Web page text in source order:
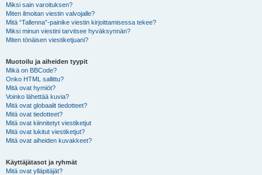
Miksi sain varoituksen?
Miten ilmoitan viestin valvojalle?
Mitä “Tallenna”-painike viestin kirjoittamisessa tekee?
Miksi minun viestini tarvitsee hyväksynnän?
Miten tönäisen viestiketjuani?
Muotoilu ja aiheiden tyypit
Mikä on BBCode?
Onko HTML sallittu?
Mitä ovat hymiöt?
Voinko lähettää kuvia?
Mitä ovat globaalit tiedotteet?
Mitä ovat tiedotteet?
Mitä ovat kiinnitetyt viestiketjut
Mitä ovat lukitut viestiketjut?
Mitä ovat aiheiden kuvakkeet?
Käyttäjätasot ja ryhmät
Mitä ovat ylläpitäjät?